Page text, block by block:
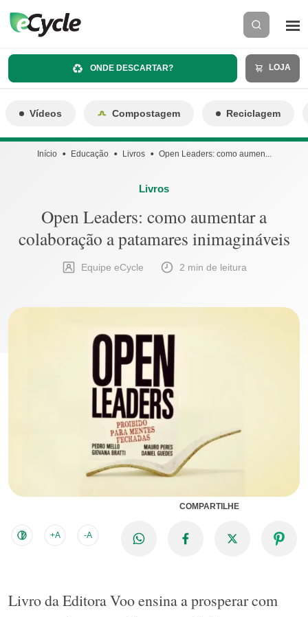
ONDE DESCARTAR? LOJA
Vídeos Compostagem Reciclagem
Início Educação Livros Open Leaders: como aumen...
Livros
Open Leaders: como aumentar a
colaboração a patamares inimagináveis
Equipe eCycle 2 min de leitura
+A -A
COMPARTILHE
Livro da Editora Voo ensina a prosperar com